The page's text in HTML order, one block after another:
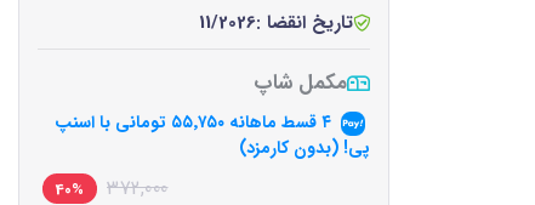
تاریخ انقضا :11/2026
مکمل شاپ
۵۵٬۷۵۰ تومانی با اسنپ
پی! (بدون کارمزد)
372,000
40%